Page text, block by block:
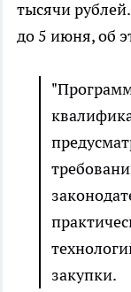
тысячи
до 5 июня, об
закупки.